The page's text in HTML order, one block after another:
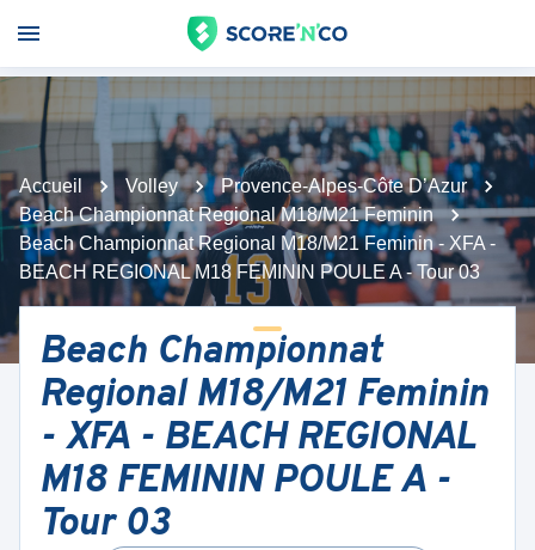
Accueil Volley
Provence-Alpes-Côte D’Azur
Beach Championnat Regional M18/M21 Feminin
Beach Championnat Regional M18/M21 Feminin - XFA -
BEACH REGIONAL M18 FEMININ POULE A - Tour 03
Beach Championnat
Regional M18/M21 Feminin
- XFA - BEACH REGIONAL
M18 FEMININ POULE A -
Tour 03